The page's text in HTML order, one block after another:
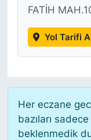
FATİH
Yol Tarifi
Her eczane
bazıları
beklenmedik
MAGAZİN
RÖPORTAJ
SARIYER
SARIYER